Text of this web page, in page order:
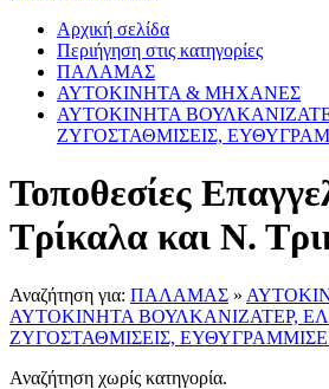
Αρχική σελίδα
Περιήγηση στις κατηγορίες
ΠΑΛΑΜΑΣ
ΑΥΤΟΚΙΝΗΤΑ & ΜΗΧΑΝΕΣ
ΑΥΤΟΚΙΝΗΤΑ
ΖΥΓΟΣΤΑΘΜΙΣΕΙΣ,
Τοποθεσίες
Τρίκαλα και Ν.
Αναζήτηση για: ΠΑΛΑΜΑΣ »
ΑΥΤΟΚΙΝΗΤΑ ΒΟΥΛΚΑΝΙΖΑΤΕΡ,
ΖΥΓΟΣΤΑΘΜΙΣΕΙΣ,
Αναζήτηση χωρίς κατηγορία.